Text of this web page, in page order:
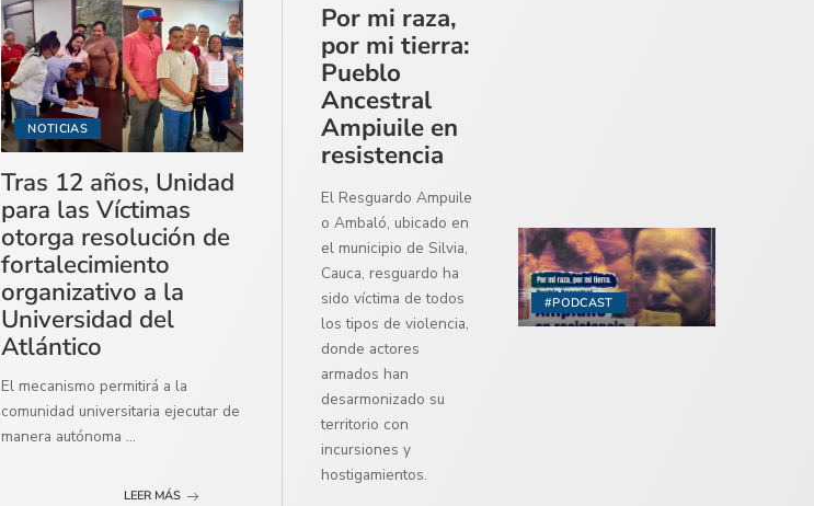
NOTICIAS
Tras 12 años, Unidad
para las Víctimas
otorga resolución de
fortalecimiento
organizativo a la
Universidad del
Atlántico
El mecanismo permitirá a la
comunidad universitaria ejecutar de
manera autónoma ...
LEER MÁS
#PODCAST
Por mi raza,
por mi tierra:
Pueblo
Ancestral
Ampiuile en
resistencia
El Resguardo Ampuile
o Ambaló, ubicado en
el municipio de Silvia,
Cauca, resguardo ha
sido víctima de todos
los tipos de violencia,
donde actores
armados han
desarmonizado su
territorio con
incursiones y
hostigamientos.